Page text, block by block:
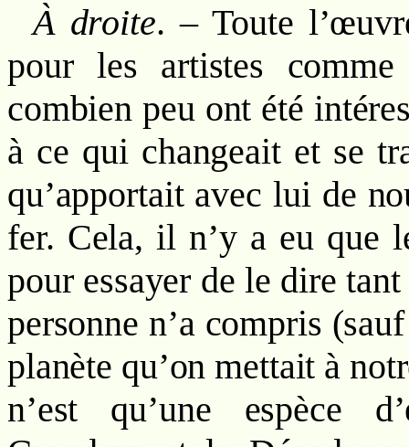
À droite. – Toute
pour les artistes
combien peu ont été
à ce qui changeait et se
qu’apportait avec lui de
fer. Cela, il n’y a eu que
pour essayer de le dire
personne n’a compris
planète qu’on mettait à
n’est qu’une espèce